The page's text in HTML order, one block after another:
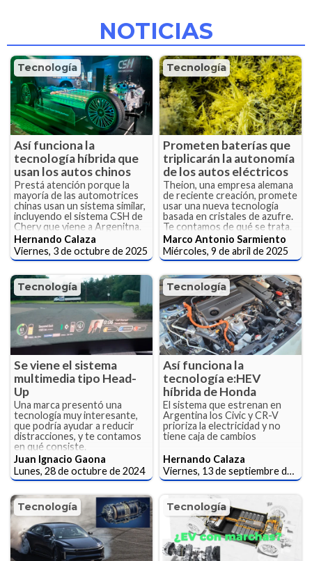
NOTICIAS
Tecnología
Así funciona la
tecnología híbrida que
usan los autos chinos
Prestá atención porque la
mayoría de las automotrices
chinas usan un sistema similar,
incluyendo el sistema CSH de
Chery que viene a Argenitna.
Hernando Calaza
Viernes, 3 de octubre de 2025
Tecnología
Prometen baterías que
triplicarán la autonomía
de los autos eléctricos
Theion, una empresa alemana
de reciente creación, promete
usar una nueva tecnología
basada en cristales de azufre.
Te contamos de qué se trata.
Marco Antonio Sarmiento
Miércoles, 9 de abril de 2025
Tecnología
Se viene el sistema
multimedia tipo Head-
Up
Una marca presentó una
tecnología muy interesante,
que podría ayudar a reducir
distracciones, y te contamos
en qué consiste.
Juan Ignacio Gaona
Lunes, 28 de octubre de 2024
Tecnología
Así funciona la
tecnología e:HEV
híbrida de Honda
El sistema que estrenan en
Argentina los Civic y CR-V
prioriza la electricidad y no
tiene caja de cambios
Hernando Calaza
Viernes, 13 de septiembre de 2024
Tecnología Tecnología